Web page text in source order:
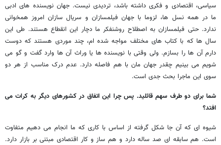
سیاسی، اقتصادی و فکری داشته باشد، تردیدی نیست. جهان نویسنده های ادبی
ما در همه نسل ها، لزوما با جهان فیلمسازان و سریال سازان امروز همخوانی
ندارد. حتی فیلمسازان به اصطلاح روشنفکر ما دچار این انقطاع هستند. طی این
سال ها که با کتاب های مختلف مواجه شده ام، چند موردی هستند که دوست
دارم آن ها را بسازم. ولی وقتی با نویسنده ها یا وراث آن ها وارد گفت و گو می
شویم می بینیم چقدر جهان مان با هم فاصله دارد. عدم درک مناسب از هر دو
سوی این ماجرا بحث جدی است.
شما برای دو طرف سهم قائلید. پس چرا این اتفاق در کشورهای دیگر به کرات می
افتد؟
شیوه ای که آن جا شکل گرفته از اساس با کاری که ما انجام می دهیم متفاوت
است. هم سابقه ای صد ساله دارد و هم ساز و کار اقتصادی مبتنی بر بازار دارد.